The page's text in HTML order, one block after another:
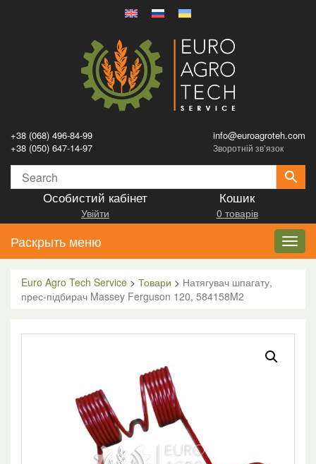
+38 (068) 496-84-99
+38 (050) 647-14-97
info@euroagroteh.com
Зворотній зв’язок
Особистий кабінет
Увійти
Кошик
0 товарів
Раскрыть меню
Euro Agro Tech Service > Товари > Натягувач шпагату,
прес-підбирач Massey Ferguson 120, 584158M2